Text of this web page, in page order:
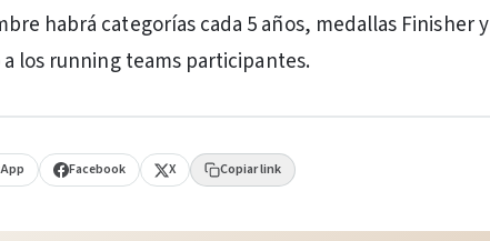
habrá categorías cada 5 años, medallas Finisher y
los running teams participantes.
Facebook X Copiar link